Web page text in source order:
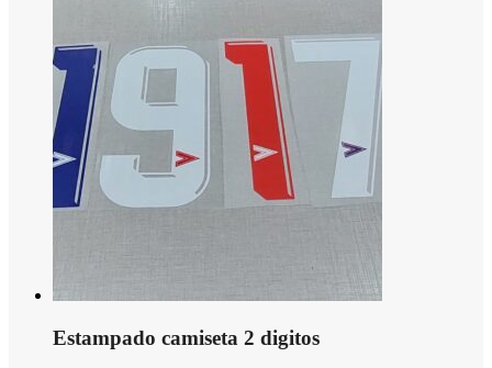
Estampado camiseta 2 digitos